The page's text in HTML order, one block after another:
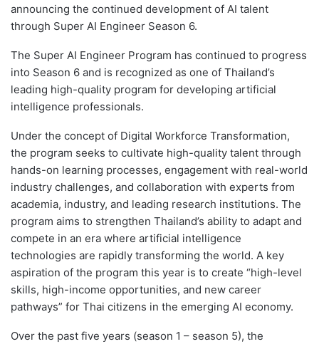
announcing the continued development of AI talent
through Super AI Engineer Season 6.
The Super AI Engineer Program has continued to progress
into Season 6 and is recognized as one of Thailand’s
leading high-quality program for developing artificial
intelligence professionals.
Under the concept of Digital Workforce Transformation,
the program seeks to cultivate high-quality talent through
hands-on learning processes, engagement with real-world
industry challenges, and collaboration with experts from
academia, industry, and leading research institutions. The
program aims to strengthen Thailand’s ability to adapt and
compete in an era where artificial intelligence
technologies are rapidly transforming the world. A key
aspiration of the program this year is to create “high-level
skills, high-income opportunities, and new career
pathways” for Thai citizens in the emerging AI economy.
Over the past five years (season 1 – season 5), the